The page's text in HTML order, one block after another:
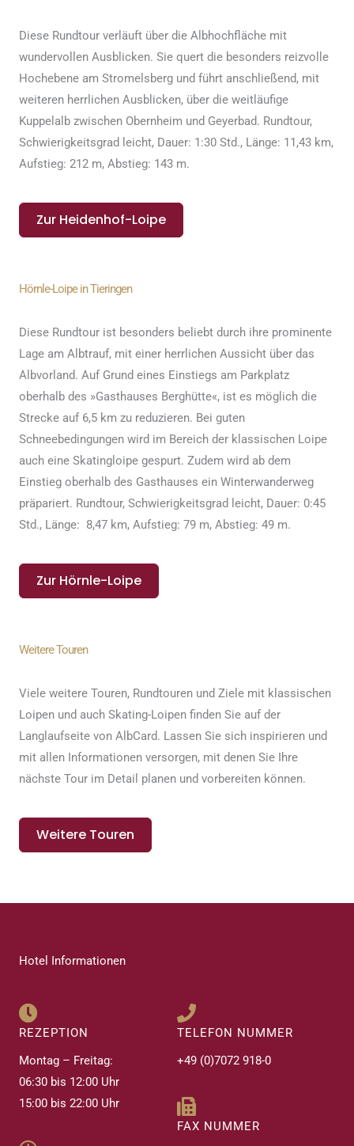
Diese Rundtour verläuft über die Albhochfläche mit
wundervollen Ausblicken. Sie quert die besonders reizvolle
Hochebene am Stromelsberg und führt anschließend, mit
weiteren herrlichen Ausblicken, über die weitläufige
Kuppelalb zwischen Obernheim und Geyerbad. Rundtour,
Schwierigkeitsgrad leicht, Dauer: 1:30 Std., Länge: 11,43 km,
Aufstieg: 212 m, Abstieg: 143 m.
Zur Heidenhof-Loipe
Hörnle-Loipe in Tieringen
Diese Rundtour ist besonders beliebt durch ihre prominente
Lage am Albtrauf, mit einer herrlichen Aussicht über das
Albvorland. Auf Grund eines Einstiegs am Parkplatz
oberhalb des »Gasthauses Berghütte«, ist es möglich die
Strecke auf 6,5 km zu reduzieren. Bei guten
Schneebedingungen wird im Bereich der klassischen Loipe
auch eine Skatingloipe gespurt. Zudem wird ab dem
Einstieg oberhalb des Gasthauses ein Winterwanderweg
präpariert. Rundtour, Schwierigkeitsgrad leicht, Dauer: 0:45
Std., Länge: 8,47 km, Aufstieg: 79 m, Abstieg: 49 m.
Zur Hörnle-Loipe
Weitere Touren
Viele weitere Touren, Rundtouren und Ziele mit klassischen
Loipen und auch Skating-Loipen finden Sie auf der
Langlaufseite von AlbCard. Lassen Sie sich inspirieren und
mit allen Informationen versorgen, mit denen Sie Ihre
nächste Tour im Detail planen und vorbereiten können.
Weitere Touren
Hotel Informationen
REZEPTION
Montag – Freitag:
06:30 bis 12:00 Uhr
15:00 bis 22:00 Uhr
TELEFON NUMMER
+49 (0)7072 918-0
FAX NUMMER